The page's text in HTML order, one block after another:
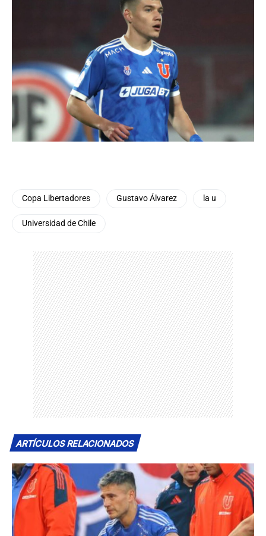
Copa Libertadores Gustavo Álvarez la u
Universidad de Chile
ARTÍCULOS RELACIONADOS